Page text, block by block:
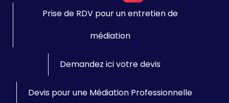
Prise de RDV pour un entretien de
médiation
Demandez ici votre devis
Devis pour une Médiation Professionnelle